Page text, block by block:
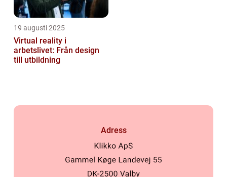
19 augusti 2025
Virtual reality i
arbetslivet: Från design
till utbildning
Adress